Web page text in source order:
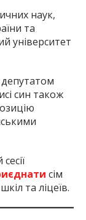
наук,
та
університет
син також
сім
та ліцеїв.